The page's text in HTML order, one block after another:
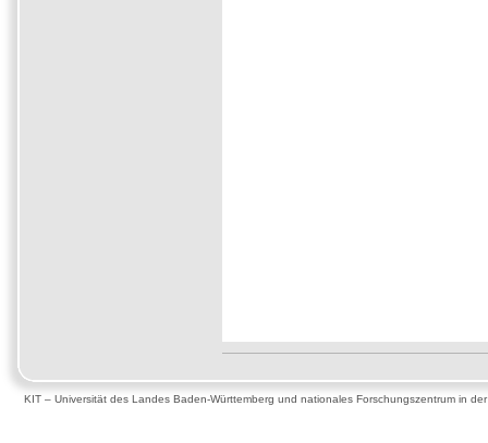
KIT – Universität des Landes Baden-Württemberg und nationales Forschungszentrum in